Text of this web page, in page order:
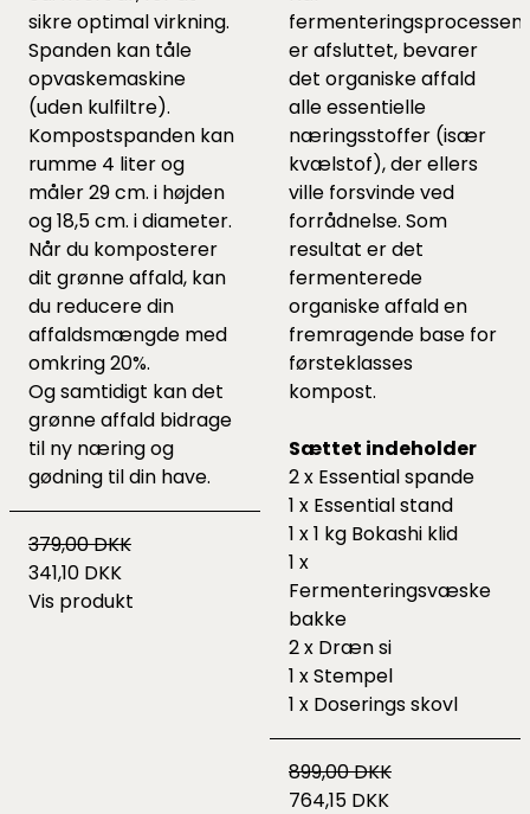
sikre optimal virkning.
Spanden kan tåle
opvaskemaskine
(uden kulfiltre).
Kompostspanden kan
rumme 4 liter og
måler 29 cm. i højden
og 18,5 cm. i diameter.
Når du komposterer
dit grønne affald, kan
du reducere din
affaldsmængde med
omkring 20%.
Og samtidigt kan det
grønne affald bidrage
til ny næring og
gødning til din have.
379,00 DKK
341,10 DKK
Vis produkt
fermenteringsprocessen
er afsluttet, bevarer
det organiske affald
alle essentielle
næringsstoffer (især
kvælstof), der ellers
ville forsvinde ved
forrådnelse. Som
resultat er det
fermenterede
organiske affald en
fremragende base for
førsteklasses
kompost.
Sættet indeholder
2 x Essential spande
1 x Essential stand
1 x 1 kg Bokashi klid
1 x
Fermenteringsvæske
bakke
2 x Dræn si
1 x Stempel
1 x Doserings skovl
899,00 DKK
764,15 DKK